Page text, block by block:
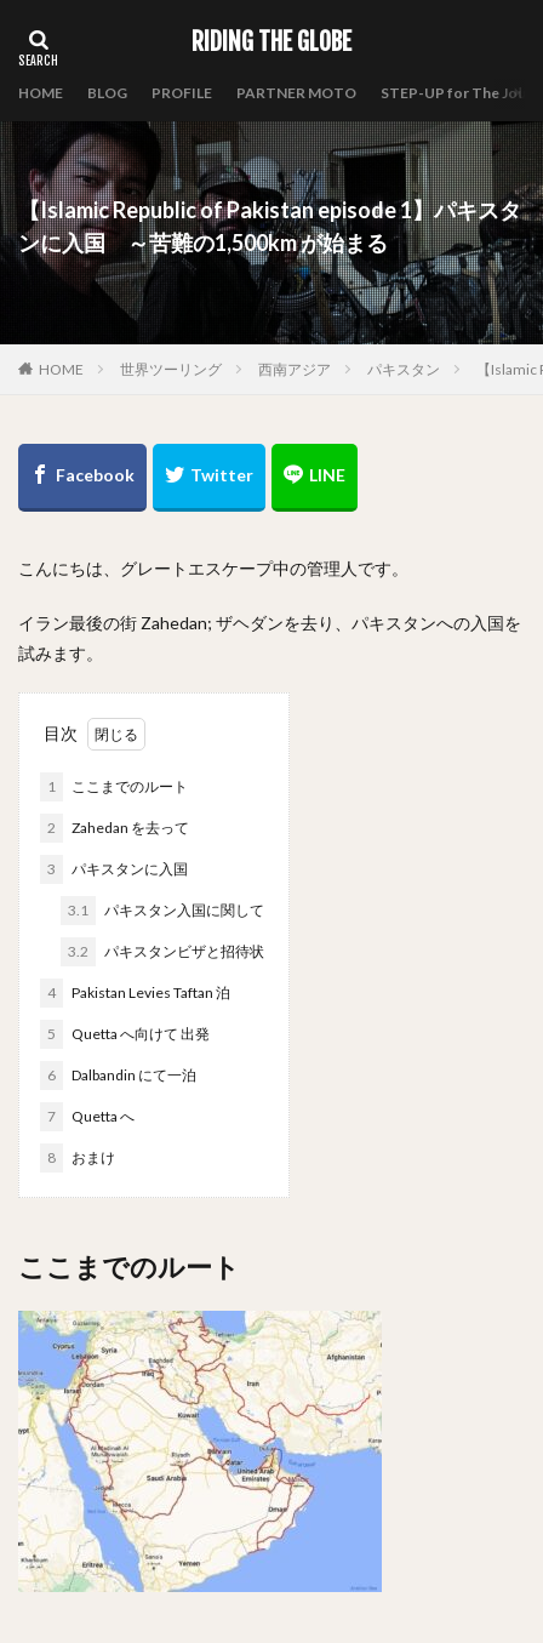
RIDING THE GLOBE
HOME BLOG PROFILE PARTNER MOTO STEP-UP for The
【Islamic Republic of Pakistan episode 1】パキスタ
ンに入国 ～苦難の1,500km が始まる
HOME 世界ツーリング 西南アジア パキスタン 【
こんにちは、グレートエスケープ中の管理人です。
イラン最後の街 Zahedan; ザヘダンを去り、パキスタンへの入国を
試みます。
目次
1 ここまでのルート
2 Zahedan を去って
3 パキスタンに入国
3.1 パキスタン入国に関して
3.2 パキスタンビザと招待状
4 Pakistan Levies Taftan 泊
5 Quetta へ向けて 出発
6 Dalbandin にて一泊
7 Quetta へ
8 おまけ
ここまでのルート